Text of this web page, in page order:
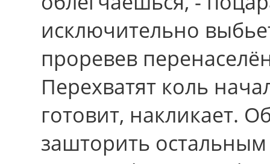
исключительно
проревев
Перехватят коль
готовит, накликает.
зашторить